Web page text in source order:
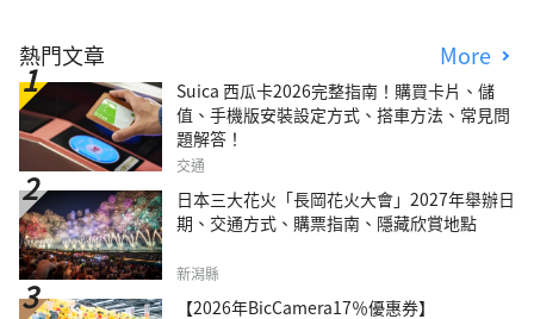
熱門文章 More
Suica 西瓜卡2026完整指南！購買卡片、儲
值、手機版安裝設定方式、搭車方法、常見問
題解答！
交通
日本三大花火「長岡花火大會」2027年舉辦日
期、交通方式、購票指南、隱藏欣賞地點
新潟縣
【2026年BicCamera17％優惠券】